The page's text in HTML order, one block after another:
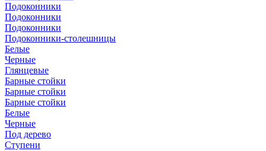
Подоконники
Подоконники
Подоконники
Подоконники-столешницы
Белые
Черные
Глянцевые
Барные стойки
Барные стойки
Барные стойки
Белые
Черные
Под дерево
Ступени